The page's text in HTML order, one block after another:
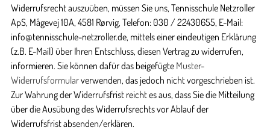
Widerrufsrecht auszuüben, müssen Sie uns, Tennisschule Netzroller
ApS, Mågevej 10A, 4581 Rørvig, Telefon: 030 / 22430655, E-Mail:
info@tennisschule-netzroller.de, mittels einer eindeutigen Erklärung
(z.B. E-Mail) über Ihren Entschluss, diesen Vertrag zu widerrufen,
informieren. Sie können dafür das beigefügte Muster-
Widerrufsformularverwenden, das jedoch nicht vorgeschrieben ist.
Zur Wahrung der Widerrufsfrist reicht es aus, dass Sie die Mitteilung
über die Ausübung des Widerrufsrechts vor Ablauf der
Widerrufsfrist absenden/erklären.